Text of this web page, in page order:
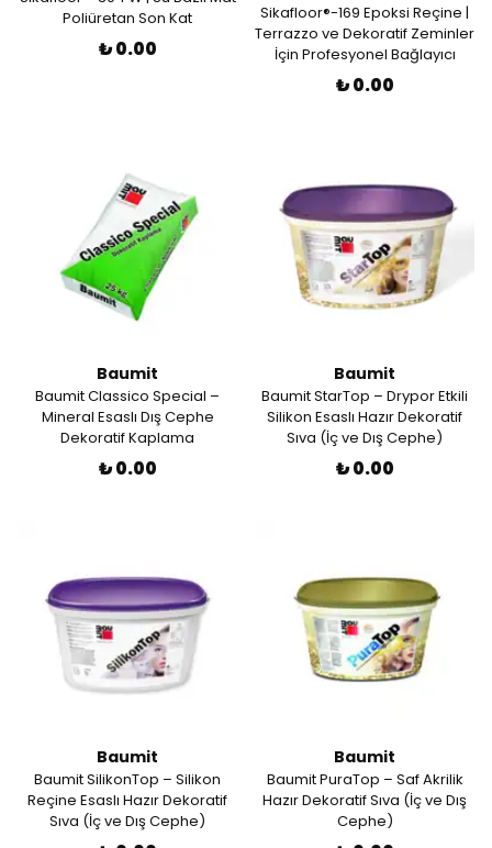
Poliüretan Son Kat
₺ 0.00
Sikafloor®-169 Epoksi Reçine |
Terrazzo ve Dekoratif Zeminler
İçin Profesyonel Bağlayıcı
₺ 0.00
Baumit
Baumit Classico Special –
Mineral Esaslı Dış Cephe
Dekoratif Kaplama
₺ 0.00
Baumit
Baumit StarTop – Drypor Etkili
Silikon Esaslı Hazır Dekoratif
Sıva (İç ve Dış Cephe)
₺ 0.00
Baumit
Baumit SilikonTop – Silikon
Reçine Esaslı Hazır Dekoratif
Sıva (İç ve Dış Cephe)
Baumit
Baumit PuraTop – Saf Akrilik
Hazır Dekoratif Sıva (İç ve Dış
Cephe)